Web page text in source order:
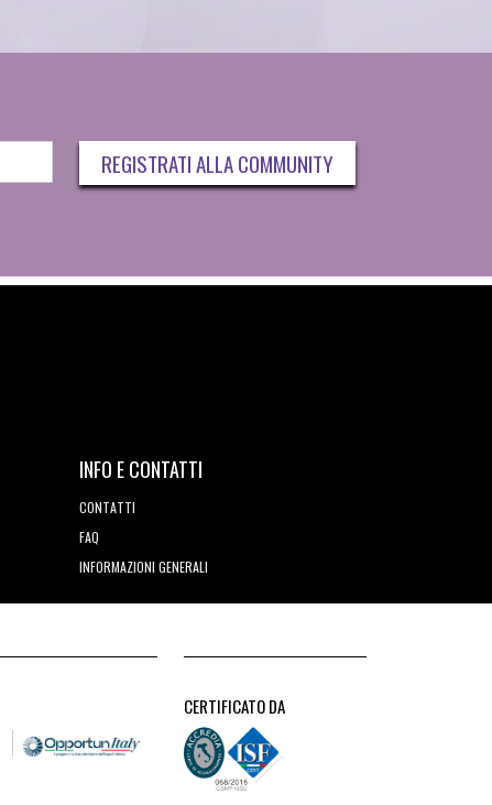
REGISTRATI ALLA COMMUNITY
INFO E CONTATTI
CONTATTI
FAQ
INFORMAZIONI GENERALI
CERTIFICATO DA